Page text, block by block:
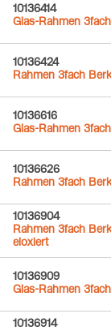
10136414
Glas-Rahmen
10136424
Rahmen 3fach
10136616
Glas-Rahmen
10136626
Rahmen 3fach
10136904
Rahmen 3fach
eloxiert
10136909
Glas-Rahmen
10136914